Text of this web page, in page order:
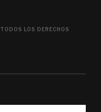
LOS DERECHOS